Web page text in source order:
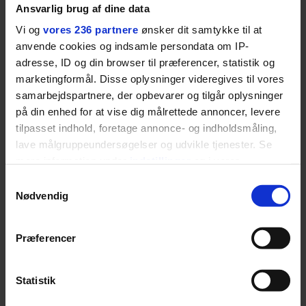
Ansvarlig brug af dine data
Vi og vores 236 partnere ønsker dit samtykke til at
anvende cookies og indsamle persondata om IP-
adresse, ID og din browser til præferencer, statistik og
marketingformål. Disse oplysninger videregives til vores
samarbejdspartnere, der opbevarer og tilgår oplysninger
på din enhed for at vise dig målrettede annoncer, levere
tilpasset indhold, foretage annonce- og indholdsmåling,
lave målgruppeundersøgelser og udvikle tjenester. Se
tilbage eller ændre indstillinger fra vores
"Cookiedeklaration", eller ved at trykke på "Privacy
Nødvendig
Præferencer
Statistik
MODE
Dansk herretøjsmærke
vinder stor modepris –
og en masse penge
skal du spise, sove,
bade, drikke vin,
shoppe og se på kunst
ANBEFALET